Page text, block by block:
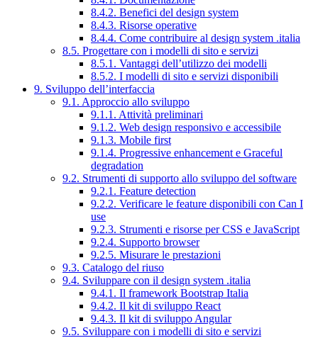
8.4.2. Benefici del design system
8.4.3. Risorse operative
8.4.4. Come contribuire al design system .italia
8.5. Progettare con i modelli di sito e servizi
8.5.1. Vantaggi dell’utilizzo dei modelli
8.5.2. I modelli di sito e servizi disponibili
9. Sviluppo dell’interfaccia
9.1. Approccio allo sviluppo
9.1.1. Attività preliminari
9.1.2. Web design responsivo e accessibile
9.1.3. Mobile first
9.1.4. Progressive enhancement e Graceful
degradation
9.2. Strumenti di supporto allo sviluppo del software
9.2.1. Feature detection
9.2.2. Verificare le feature disponibili con Can I
use
9.2.3. Strumenti e risorse per CSS e JavaScript
9.2.4. Supporto browser
9.2.5. Misurare le prestazioni
9.3. Catalogo del riuso
9.4. Sviluppare con il design system .italia
9.4.1. Il framework Bootstrap Italia
9.4.2. Il kit di sviluppo React
9.4.3. Il kit di sviluppo Angular
9.5. Sviluppare con i modelli di sito e servizi